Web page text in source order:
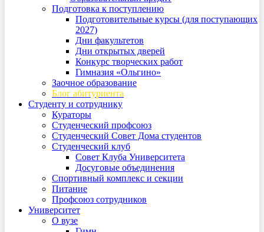
Подготовка к поступлению
Подготовительные курсы (для поступающих
2027)
Дни факультетов
Дни открытых дверей
Конкурс творческих работ
Гимназия «Ольгино»
Заочное образование
Блог абитуриента
Студенту и сотруднику
Кураторы
Студенческий профсоюз
Студенческий Совет Дома студентов
Студенческий клуб
Совет Клуба Университета
Досуговые объединения
Спортивный комплекс и секции
Питание
Профсоюз сотрудников
Университет
О вузе